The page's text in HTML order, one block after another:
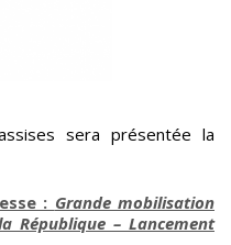
sera présentée la
: Grande mobilisation
République – Lancement